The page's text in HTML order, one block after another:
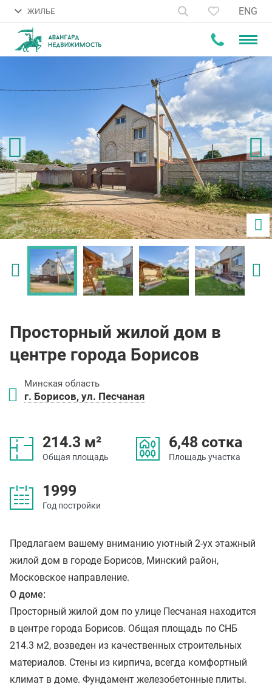
ЖИЛЬЕ ENG
Просторный жилой дом в
центре города Борисов
Минская область
г. Борисов, ул. Песчаная
214.3 м²
Общая площадь
6,48 сотка
Площадь участка
1999
Год постройки
Предлагаем вашему вниманию уютный 2-ух этажный
жилой дом в городе Борисов, Минский район,
Московское направление.
О доме:
Просторный жилой дом по улице Песчаная находится
в центре города Борисов. Общая площадь по СНБ
214.3 м2, возведен из качественных строительных
материалов. Стены из кирпича, всегда комфортный
климат в доме. Фундамент железобетонные плиты.